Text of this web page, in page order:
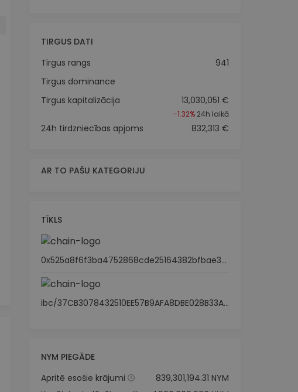
TIRGUS DATI
Tirgus rangs
941
Tirgus dominance
Tirgus kapitalizācija
13,030,051 €
-1.32%24h laikā
24h tirdzniecības apjoms 832,313 €
AR TO PAŠU KATEGORIJU
TĪKLS
0x525a8f6f3ba4752868cde25164382bfbae3990e1
ibc/37CB3078432510EE57B9AFA8DBE028B33AE3280A144826FEAC5F2334CF2C5539
NYM PIEGĀDE
Apritē esošie krājumi
839,301,194.31 NYM